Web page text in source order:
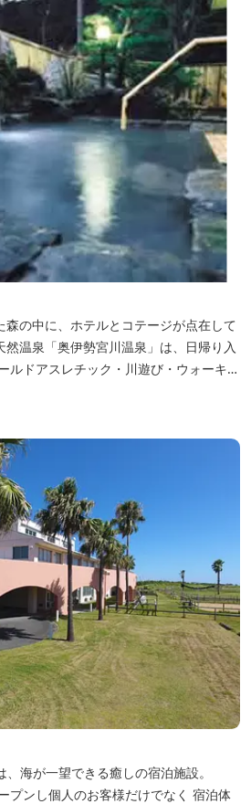
森の中に、ホテルとコテージが点在して
温泉「奥伊勢宮川温泉」は、日帰り入
ルドアスレチック・川遊び・ウォーキン
の露天風呂と地元産季節の野草を月替
湯で思いっきりリフレッシュしてくだ
イチャーセラピーしませんか。
海が一望できる癒しの宿泊施設。
プンし個人のお客様だけでなく 宿泊体